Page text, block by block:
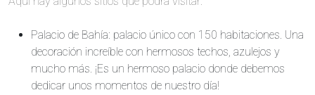
Palacio de Bahía: palacio único con 150 habitaciones. Una
decoración increíble con hermosos techos, azulejos y
mucho más. ¡Es un hermoso palacio donde debemos
dedicar unos momentos de nuestro día!